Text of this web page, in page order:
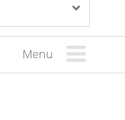
Menu